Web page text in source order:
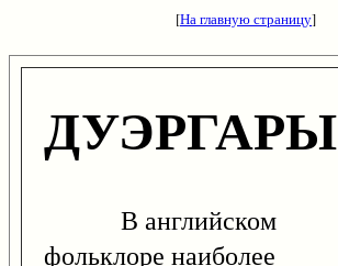
[На главную страницу]
ДУЭРГАРЫ
В английском
фольклоре наиболее